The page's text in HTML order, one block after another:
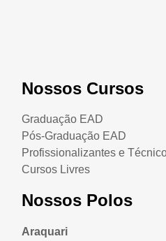
Nossos Cursos
Graduação EAD
Pós-Graduação EAD
Profissionalizantes e
Cursos Livres
Nossos Polos
Araquari